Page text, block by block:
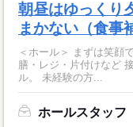
朝昼はゆっくり
まかない（食事
＜ホール＞ まずは笑顔
膳・レジ・片付けなど 接客全般
ル。 未経験の方...
ホールスタッフ